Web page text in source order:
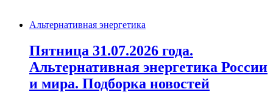
Альтернативная энергетика
Пятница 31.07.2026 года.
Альтернативная энергетика России
и мира. Подборка новостей